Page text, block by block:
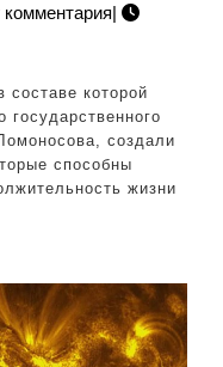
комментария|
которой
государственного
создали
способны
жизни